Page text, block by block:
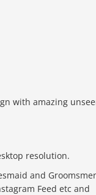
with amazing
resolution.
and
Feed etc and